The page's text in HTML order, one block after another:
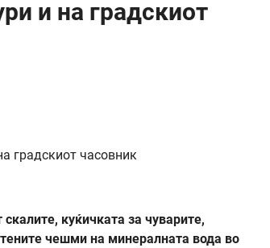
и на градскиот
куќичката за чуварите,
чешми на минералната вода во